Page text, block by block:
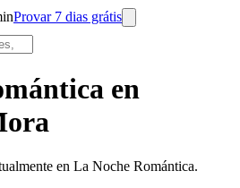
Provar 7 dias grátis
en
en La Noche Romántica.